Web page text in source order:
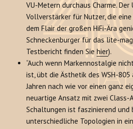
VU-Metern durchaus Charme.
Vollverstärker für Nutzer, die
dem Flair der großen HiFi-Ära
Schneckenburger für das lite-
Testbericht finden Siehier).
“Auch wenn Markennostalgie
ist, übt die Ästhetik des WSH-805
Jahren nach wie vor einen ganz
neuartige Ansatz mit zwei Class-
Schaltungen ist faszinierend und
unterschiedliche Topologien in